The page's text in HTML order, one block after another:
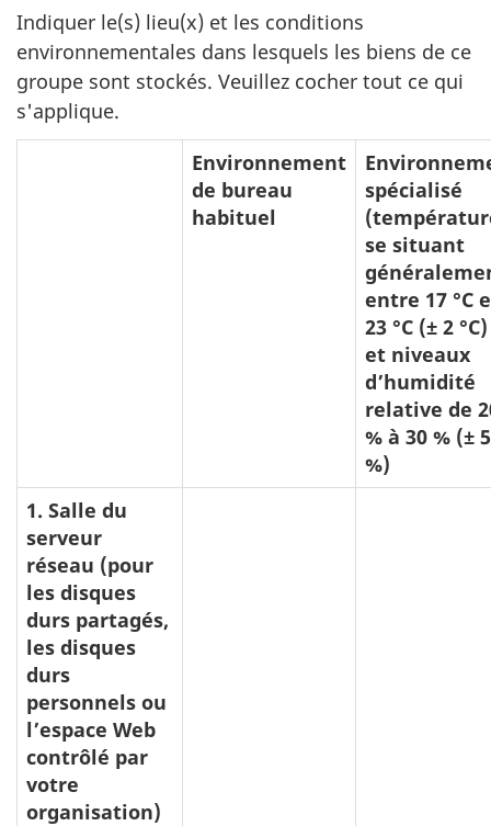
Indiquer le(s) lieu(x) et les conditions
environnementales dans lesquels les biens de ce
groupe sont stockés. Veuillez cocher tout ce qui
s'applique.
Environnement
de bureau
habituel
spécialisé
se situant
entre 17 °C
23 °C (± 2 °C)
et niveaux
d’humidité
relative de
% à 30 % (± 5
%)
1. Salle du
serveur
réseau (pour
les disques
durs partagés,
les disques
durs
personnels ou
l’espace Web
contrôlé par
votre
organisation)